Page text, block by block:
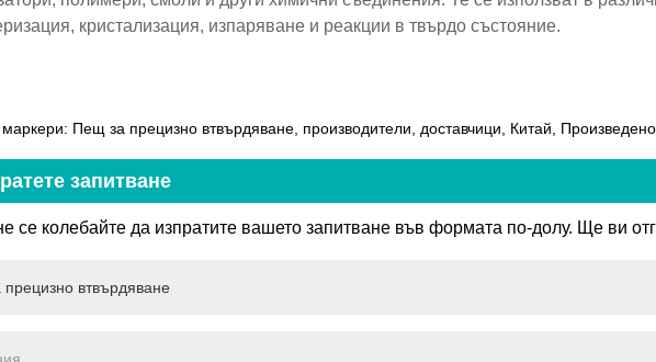
кристализация, изпаряване и реакции в твърдо състояние.
Пещ за прецизно втвърдяване, производители, доставчици, Китай,
запитване
се колебайте да изпратите вашето запитване във формата по-долу. Ще ви